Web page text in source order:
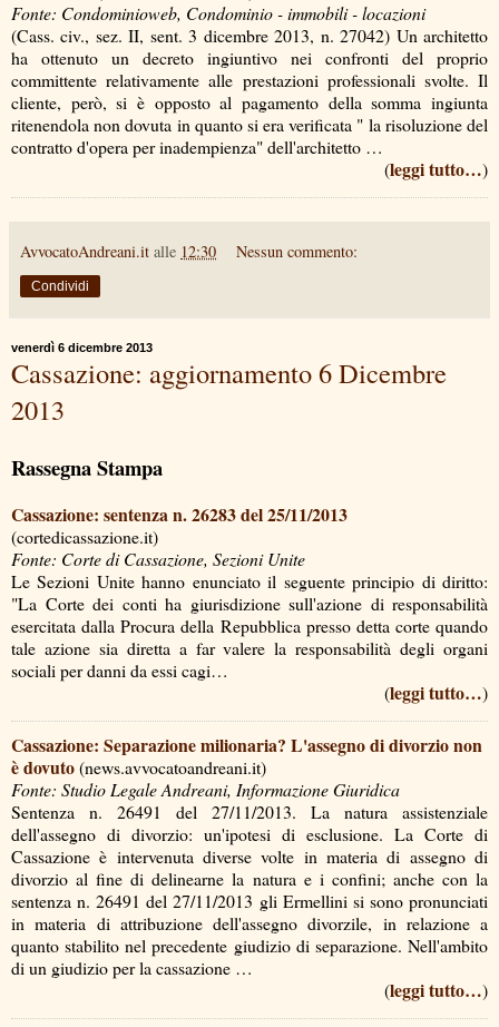
Fonte: Condominioweb, Condominio - immobili - locazioni
(Cass. civ., sez. II, sent. 3 dicembre 2013, n. 27042) Un architetto
ha ottenuto un decreto ingiuntivo nei confronti del proprio
committente relativamente alle prestazioni professionali svolte. Il
cliente, però, si è opposto al pagamento della somma ingiunta
ritenendola non dovuta in quanto si era verificata " la risoluzione del
contratto d'opera per inadempienza" dell'architetto …
(leggi tutto…)
AvvocatoAndreani.it alle 12:30 Nessun commento:
Condividi
venerdì 6 dicembre 2013
Cassazione: aggiornamento 6 Dicembre
2013
Rassegna Stampa
Cassazione: sentenza n. 26283 del 25/11/2013
(cortedicassazione.it)
Fonte: Corte di Cassazione, Sezioni Unite
Le Sezioni Unite hanno enunciato il seguente principio di diritto:
"La Corte dei conti ha giurisdizione sull'azione di responsabilità
esercitata dalla Procura della Repubblica presso detta corte quando
tale azione sia diretta a far valere la responsabilità degli organi
sociali per danni da essi cagi…
(leggi tutto…)
Cassazione: Separazione milionaria? L'assegno di divorzio non
è dovuto(news.avvocatoandreani.it)
Fonte: Studio Legale Andreani, Informazione Giuridica
Sentenza n. 26491 del 27/11/2013. La natura assistenziale
dell'assegno di divorzio: un'ipotesi di esclusione. La Corte di
Cassazione è intervenuta diverse volte in materia di assegno di
divorzio al fine di delinearne la natura e i confini; anche con la
sentenza n. 26491 del 27/11/2013 gli Ermellini si sono pronunciati
in materia di attribuzione dell'assegno divorzile, in relazione a
quanto stabilito nel precedente giudizio di separazione. Nell'ambito
di un giudizio per la cassazione …
(leggi tutto…)